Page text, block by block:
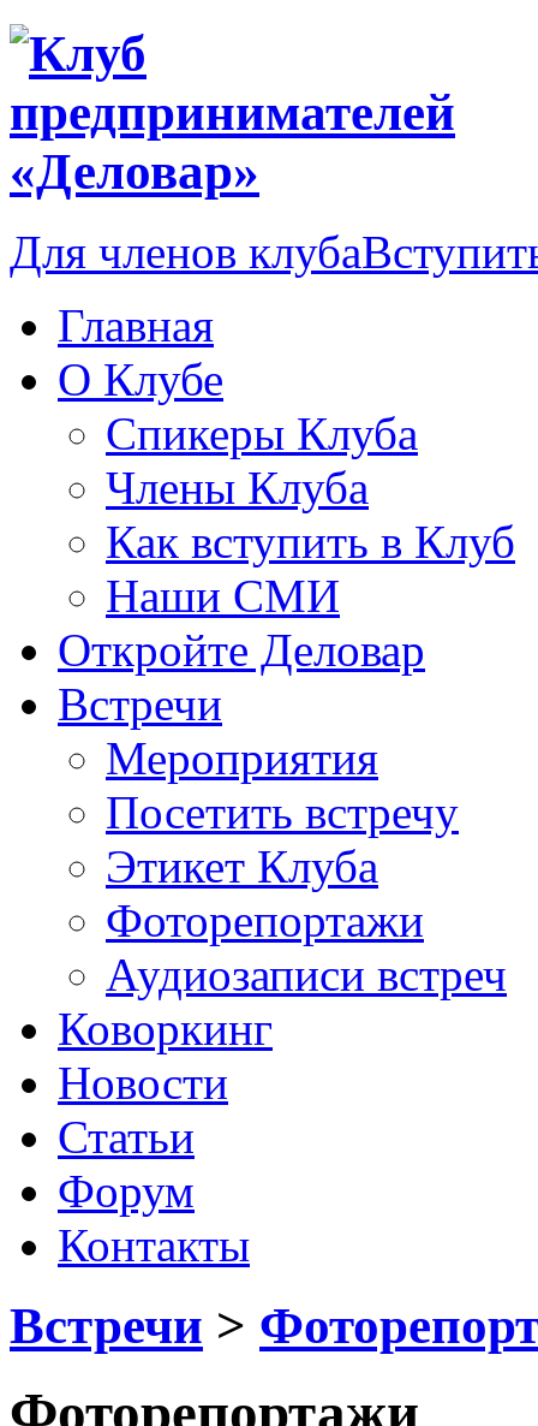
Для членов клуба
Главная
О Клубе
Спикеры Клуба
Члены Клуба
Как вступить в Клуб
Наши СМИ
Откройте Деловар
Встречи
Мероприятия
Посетить встречу
Этикет Клуба
Фоторепортажи
Аудиозаписи встреч
Коворкинг
Новости
Статьи
Форум
Контакты
Встречи >
Фоторепортажи